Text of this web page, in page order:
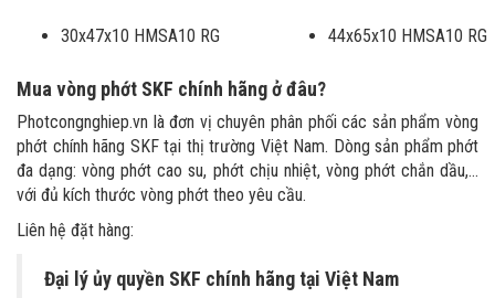
30x47x10 HMSA10 RG 44x65x10 HMSA10 RG
Mua vòng phớt SKF chính hãng ở đâu?
Photcongnghiep.vn là đơn vị chuyên phân phối các sản phẩm vòng
phớt chính hãng SKF tại thị trường Việt Nam. Dòng sản phẩm phớt
đa dạng: vòng phớt cao su, phớt chịu nhiệt, vòng phớt chắn dầu,...
với đủ kích thước vòng phớt theo yêu cầu.
Liên hệ đặt hàng:
Đại lý ủy quyền SKF chính hãng tại Việt Nam